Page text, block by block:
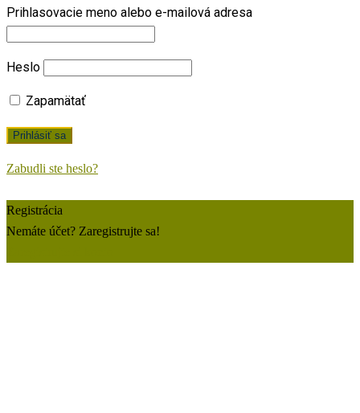
Prihlasovacie meno alebo e-mailová adresa
Heslo
Zapamätať
Zabudli ste heslo?
Registrácia
Nemáte účet? Zaregistrujte sa!